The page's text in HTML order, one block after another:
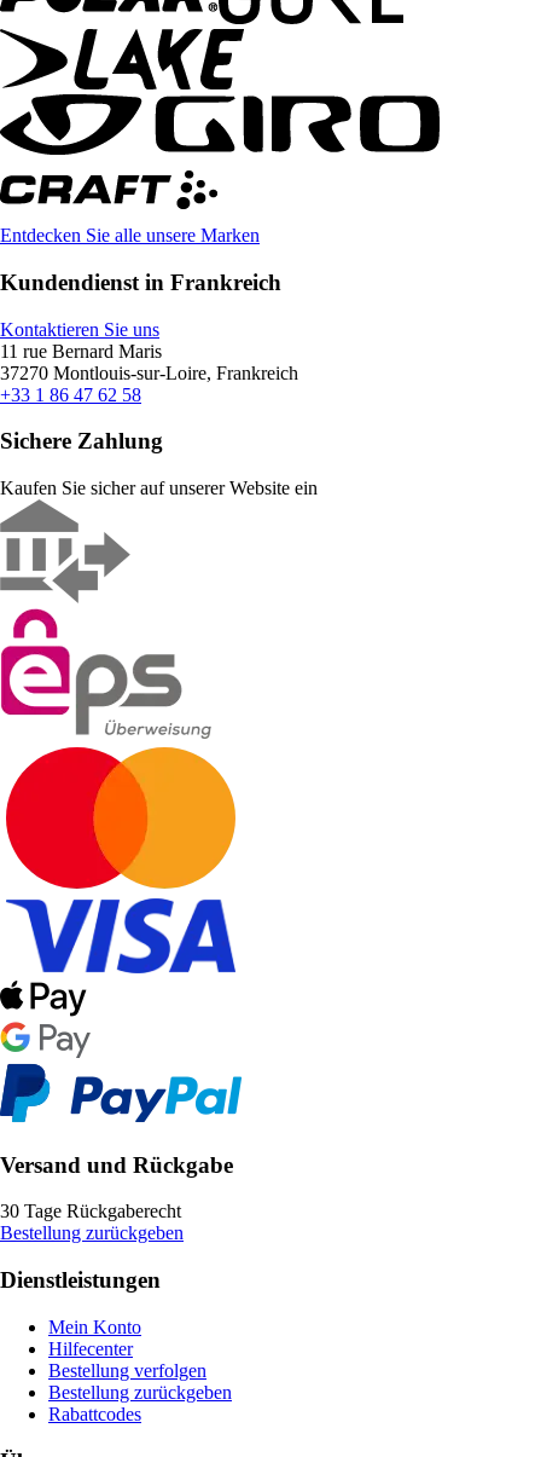
Entdecken Sie alle unsere Marken
Kundendienst in Frankreich
Kontaktieren Sie uns
11 rue Bernard Maris
37270 Montlouis-sur-Loire, Frankreich
+33 1 86 47 62 58
Sichere Zahlung
Kaufen Sie sicher auf unserer Website ein
Versand und Rückgabe
30 Tage Rückgaberecht
Bestellung zurückgeben
Dienstleistungen
Mein Konto
Hilfecenter
Bestellung verfolgen
Bestellung zurückgeben
Rabattcodes